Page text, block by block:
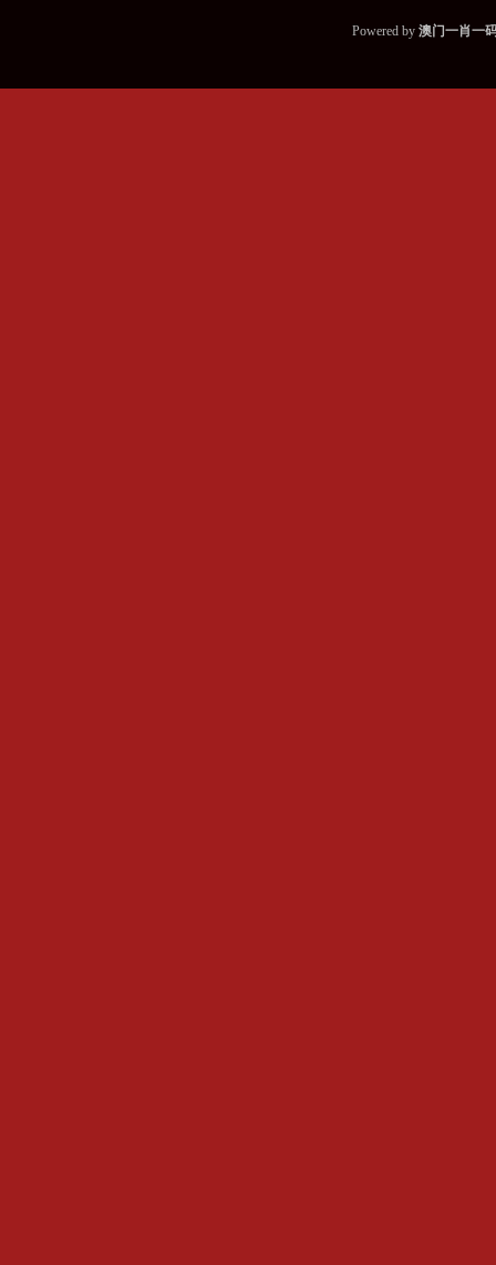
Powered by 澳门一肖一